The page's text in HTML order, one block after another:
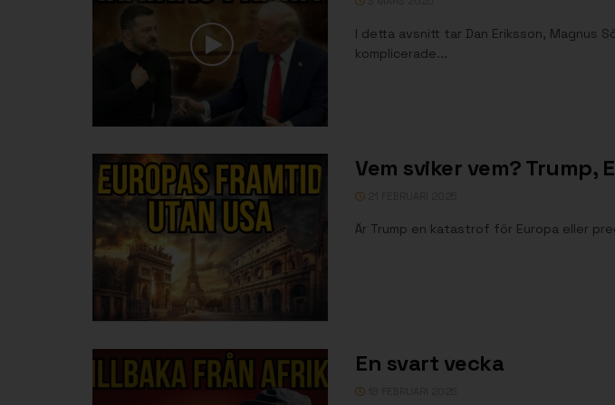
I detta avsnitt tar Dan Eriksson, Magnus
komplicerade...
Vem sviker vem?
Är Trump en katastrof för Europa eller
En svart vecka